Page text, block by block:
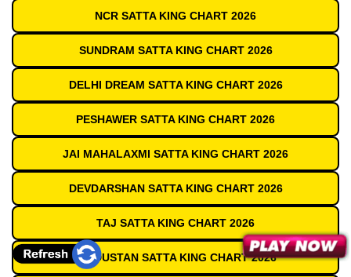
NCR SATTA KING CHART 2026
SUNDRAM SATTA KING CHART 2026
DELHI DREAM SATTA KING CHART 2026
PESHAWER SATTA KING CHART 2026
JAI MAHALAXMI SATTA KING CHART 2026
DEVDARSHAN SATTA KING CHART 2026
TAJ SATTA KING CHART 2026
HINDUSTAN SATTA KING CHART 2026